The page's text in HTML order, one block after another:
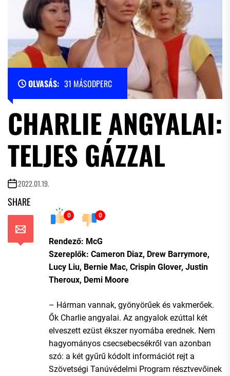
OLVASÁS: 31 MÁSODPERC
CHARLIE ANGYALAI:
TELJES GÁZZAL
2022.01.19.
SHARE
0 0
Rendező: McG
Szereplők: Cameron Diaz, Drew Barrymore,
Lucy Liu, Bernie Mac, Crispin Glover, Justin
Theroux, Demi Moore
– Hárman vannak, gyönyörűek és vakmerőek.
Ők Charlie angyalai. Az angyalok ezúttal két
elveszett ezüst ékszer nyomába erednek. Nem
hagyományos csecsebecsékről van azonban
szó: a két gyűrű kódolt információt rejt a
Szövetségi Tanúvédelmi Program résztvevőinek